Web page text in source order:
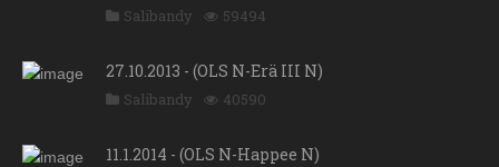
Salibandy 59494
27.10.2013 - (OLS N-Erä III N)
Salibandy 40590
11.1.2014 - (OLS N-Happee N)